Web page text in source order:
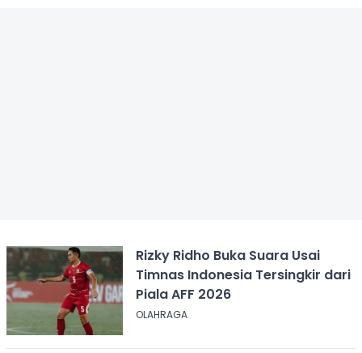
Rizky Ridho Buka Suara Usai
Timnas Indonesia Tersingkir dari
Piala AFF 2026
OLAHRAGA